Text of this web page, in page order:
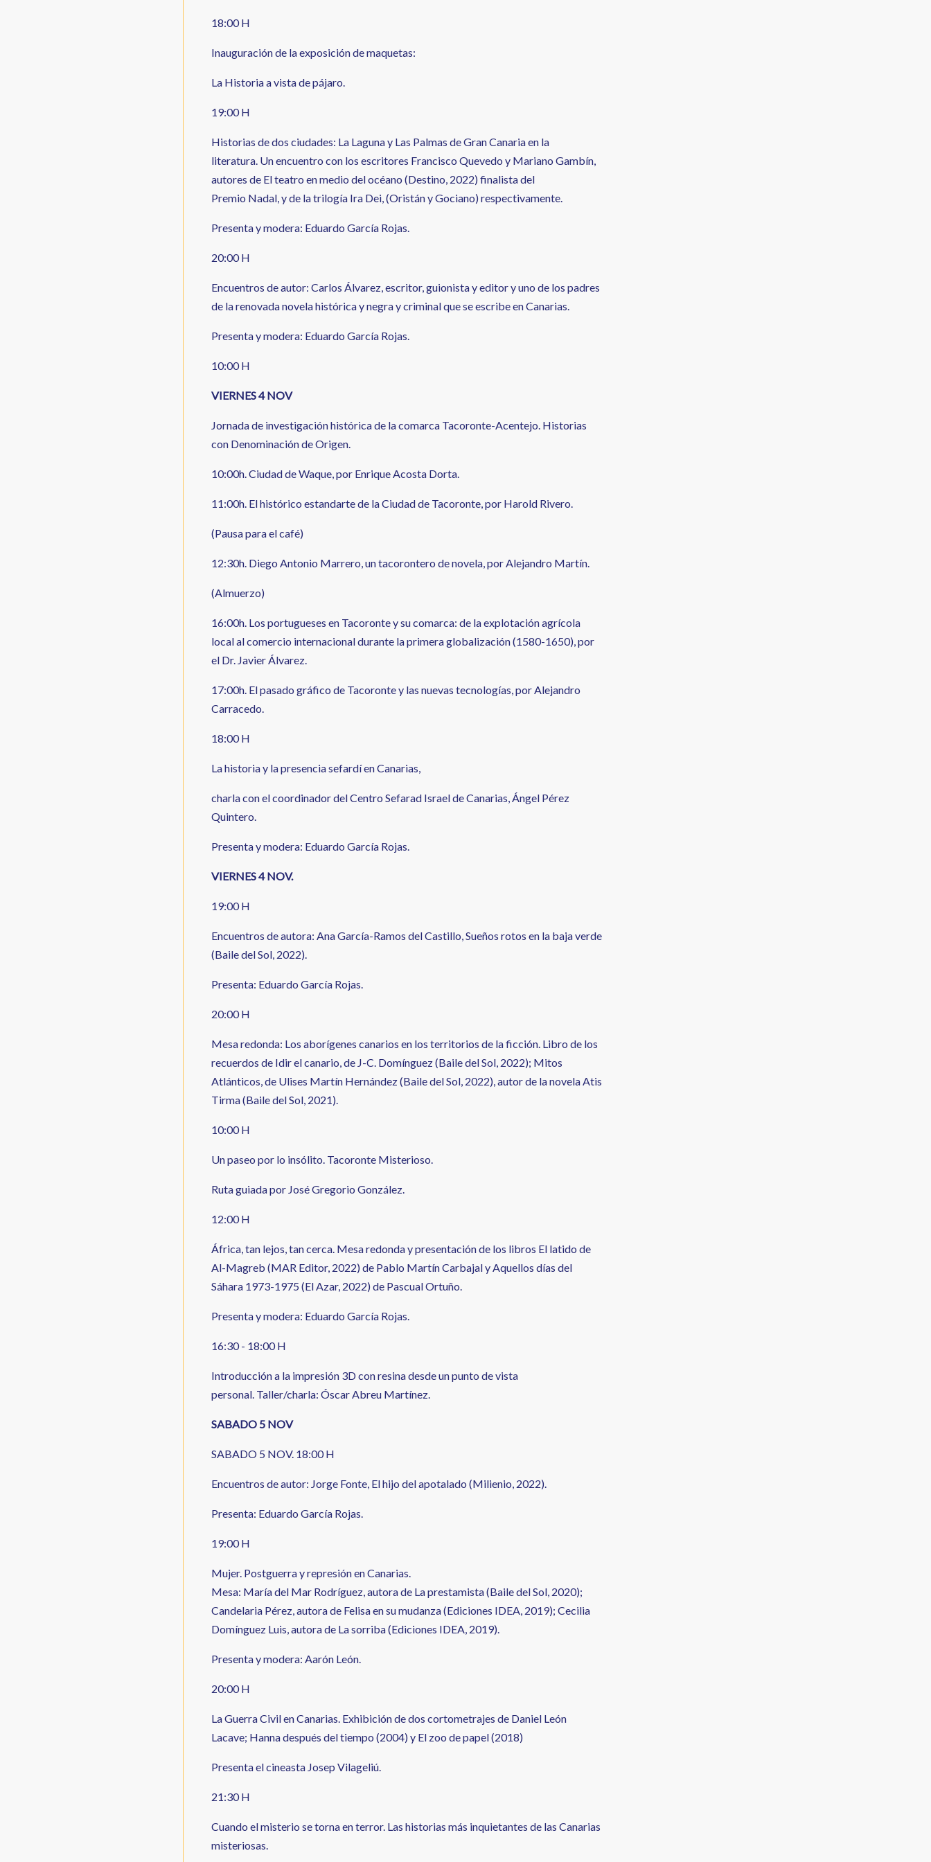
18:00 H
Inauguración de la exposición de maquetas:
La Historia a vista de pájaro.
19:00 H
Historias de dos ciudades: La Laguna y Las Palmas de Gran Canaria en la
literatura. Un encuentro con los escritores Francisco Quevedo y Mariano Gambín,
autores de El teatro en medio del océano (Destino, 2022) finalista del
Premio Nadal, y de la trilogía Ira Dei, (Oristán y Gociano) respectivamente.
Presenta y modera: Eduardo García Rojas.
20:00 H
Encuentros de autor: Carlos Álvarez, escritor, guionista y editor y uno de los padres
de la renovada novela histórica y negra y criminal que se escribe en Canarias.
Presenta y modera: Eduardo García Rojas.
10:00 H
VIERNES 4 NOV
Jornada de investigación histórica de la comarca Tacoronte-Acentejo. Historias
con Denominación de Origen.
10:00h. Ciudad de Waque, por Enrique Acosta Dorta.
11:00h. El histórico estandarte de la Ciudad de Tacoronte, por Harold Rivero.
(Pausa para el café)
12:30h. Diego Antonio Marrero, un tacorontero de novela, por Alejandro Martín.
(Almuerzo)
16:00h. Los portugueses en Tacoronte y su comarca: de la explotación agrícola
local al comercio internacional durante la primera globalización (1580-1650), por
el Dr. Javier Álvarez.
17:00h. El pasado gráfico de Tacoronte y las nuevas tecnologías, por Alejandro
Carracedo.
18:00 H
La historia y la presencia sefardí en Canarias,
charla con el coordinador del Centro Sefarad Israel de Canarias, Ángel Pérez
Quintero.
Presenta y modera: Eduardo García Rojas.
VIERNES 4 NOV.
19:00 H
Encuentros de autora: Ana García-Ramos del Castillo, Sueños rotos en la baja verde
(Baile del Sol, 2022).
Presenta: Eduardo García Rojas.
20:00 H
Mesa redonda: Los aborígenes canarios en los territorios de la ficción. Libro de los
recuerdos de Idir el canario, de J-C. Domínguez (Baile del Sol, 2022); Mitos
Atlánticos, de Ulises Martín Hernández (Baile del Sol, 2022), autor de la novela Atis
Tirma (Baile del Sol, 2021).
10:00 H
Un paseo por lo insólito. Tacoronte Misterioso.
Ruta guiada por José Gregorio González.
12:00 H
África, tan lejos, tan cerca. Mesa redonda y presentación de los libros El latido de
Al-Magreb (MAR Editor, 2022) de Pablo Martín Carbajal y Aquellos días del
Sáhara 1973-1975 (El Azar, 2022) de Pascual Ortuño.
Presenta y modera: Eduardo García Rojas.
16:30 - 18:00 H
Introducción a la impresión 3D con resina desde un punto de vista
personal. Taller/charla: Óscar Abreu Martínez.
SABADO 5 NOV
SABADO 5 NOV. 18:00 H
Encuentros de autor: Jorge Fonte, El hijo del apotalado (Milienio, 2022).
Presenta: Eduardo García Rojas.
19:00 H
Mujer. Postguerra y represión en Canarias.
Mesa: María del Mar Rodríguez, autora de La prestamista (Baile del Sol, 2020);
Candelaria Pérez, autora de Felisa en su mudanza (Ediciones IDEA, 2019); Cecilia
Domínguez Luis, autora de La sorriba (Ediciones IDEA, 2019).
Presenta y modera: Aarón León.
20:00 H
La Guerra Civil en Canarias. Exhibición de dos cortometrajes de Daniel León
Lacave; Hanna después del tiempo (2004) y El zoo de papel (2018)
Presenta el cineasta Josep Vilageliú.
21:30 H
Cuando el misterio se torna en terror. Las historias más inquietantes de las Canarias
misteriosas.